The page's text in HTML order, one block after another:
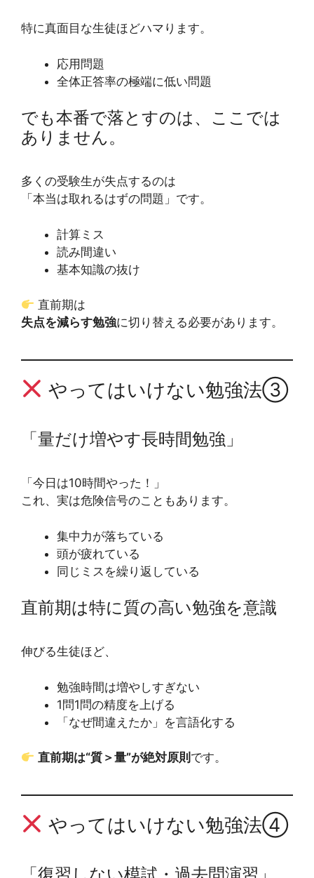
特に真面目な生徒ほどハマります。
応用問題
全体正答率の極端に低い問題
でも本番で落とすのは、ここでは
ありません。
多くの受験生が失点するのは
「本当は取れるはずの問題」です。
計算ミス
読み間違い
基本知識の抜け
直前期は
失点を減らす勉強に切り替える必要があります。
やってはいけない勉強法③
「量だけ増やす長時間勉強」
「今日は10時間やった！」
これ、実は危険信号のこともあります。
集中力が落ちている
頭が疲れている
同じミスを繰り返している
直前期は特に質の高い勉強を意識
伸びる生徒ほど、
勉強時間は増やしすぎない
1問1問の精度を上げる
「なぜ間違えたか」を言語化する
直前期は“質＞量”が絶対原則 です。
やってはいけない勉強法④